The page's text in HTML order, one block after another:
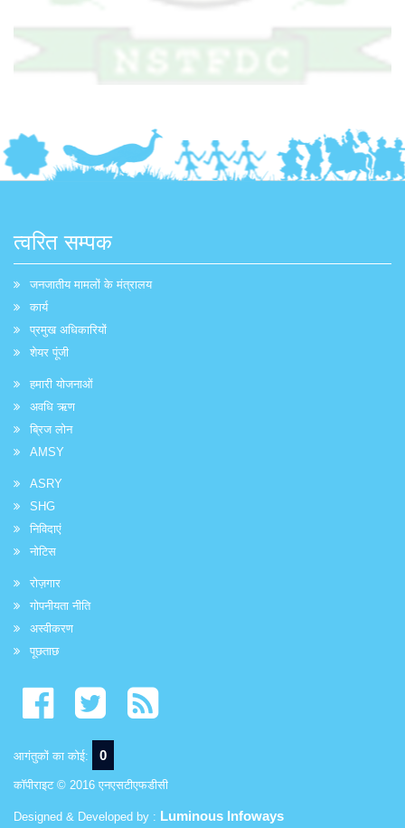
त्वरित सम्पक
जनजातीय मामलों के मंत्रालय
कार्य
प्रमुख अधिकारियों
शेयर पूंजी
हमारी योजनाओं
अवधि ऋण
ब्रिज लोन
AMSY
ASRY
SHG
निविदाएं
नोटिस
रोज़गार
गोपनीयता नीति
अस्वीकरण
पूछताछ
आगंतुकों का कोई: 0
कॉपीराइट © 2016 एनएसटीएफडीसी
Designed & Developed by : Luminous Infoways